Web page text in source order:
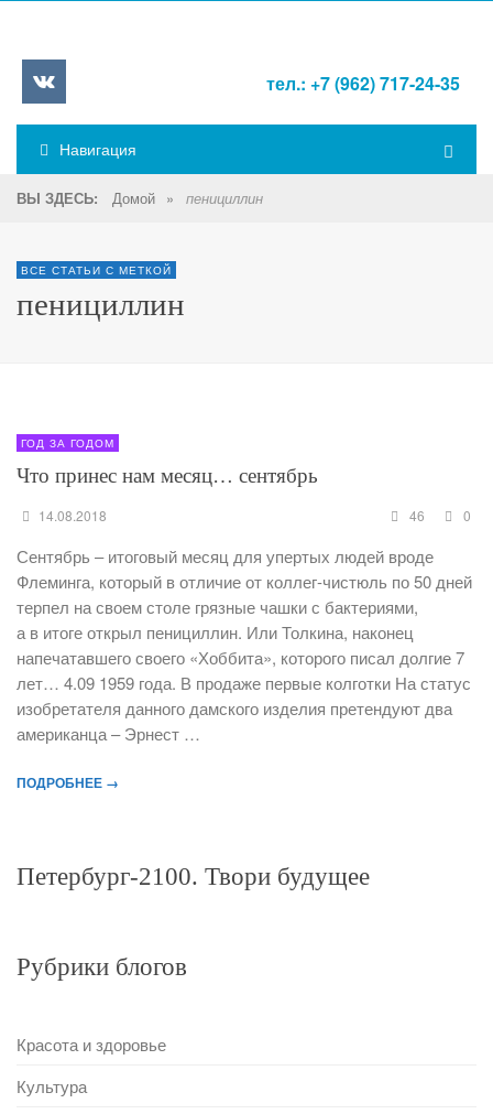
тел.: +7 (962) 717-24-35
Навигация
ВЫ ЗДЕСЬ: Домой » пенициллин
ВСЕ СТАТЬИ С МЕТКОЙ
пенициллин
ГОД ЗА ГОДОМ
Что принес нам месяц… сентябрь
14.08.2018 46 0
Сентябрь – итоговый месяц для упертых людей вроде
Флеминга, который в отличие от коллег-чистюль по 50 дней
терпел на своем столе грязные чашки с бактериями,
а в итоге открыл пенициллин. Или Толкина, наконец
напечатавшего своего «Хоббита», которого писал долгие 7
лет… 4.09 1959 года. В продаже первые колготки На статус
изобретателя данного дамского изделия претендуют два
американца – Эрнест …
ПОДРОБНЕЕ →
Петербург-2100. Твори будущее
Рубрики блогов
Красота и здоровье
Культура